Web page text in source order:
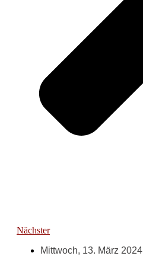
Nächster
Mittwoch, 13. März 2024